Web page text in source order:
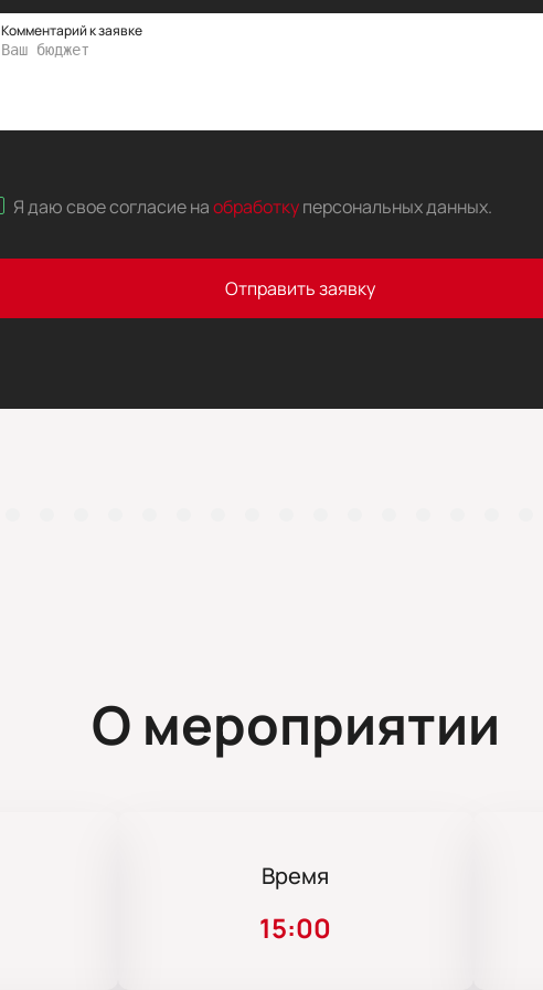
Комментарий к заявке
Я даю свое согласие наобработку персональных данных.
Отправить заявку
О мероприятии
Время
15:00